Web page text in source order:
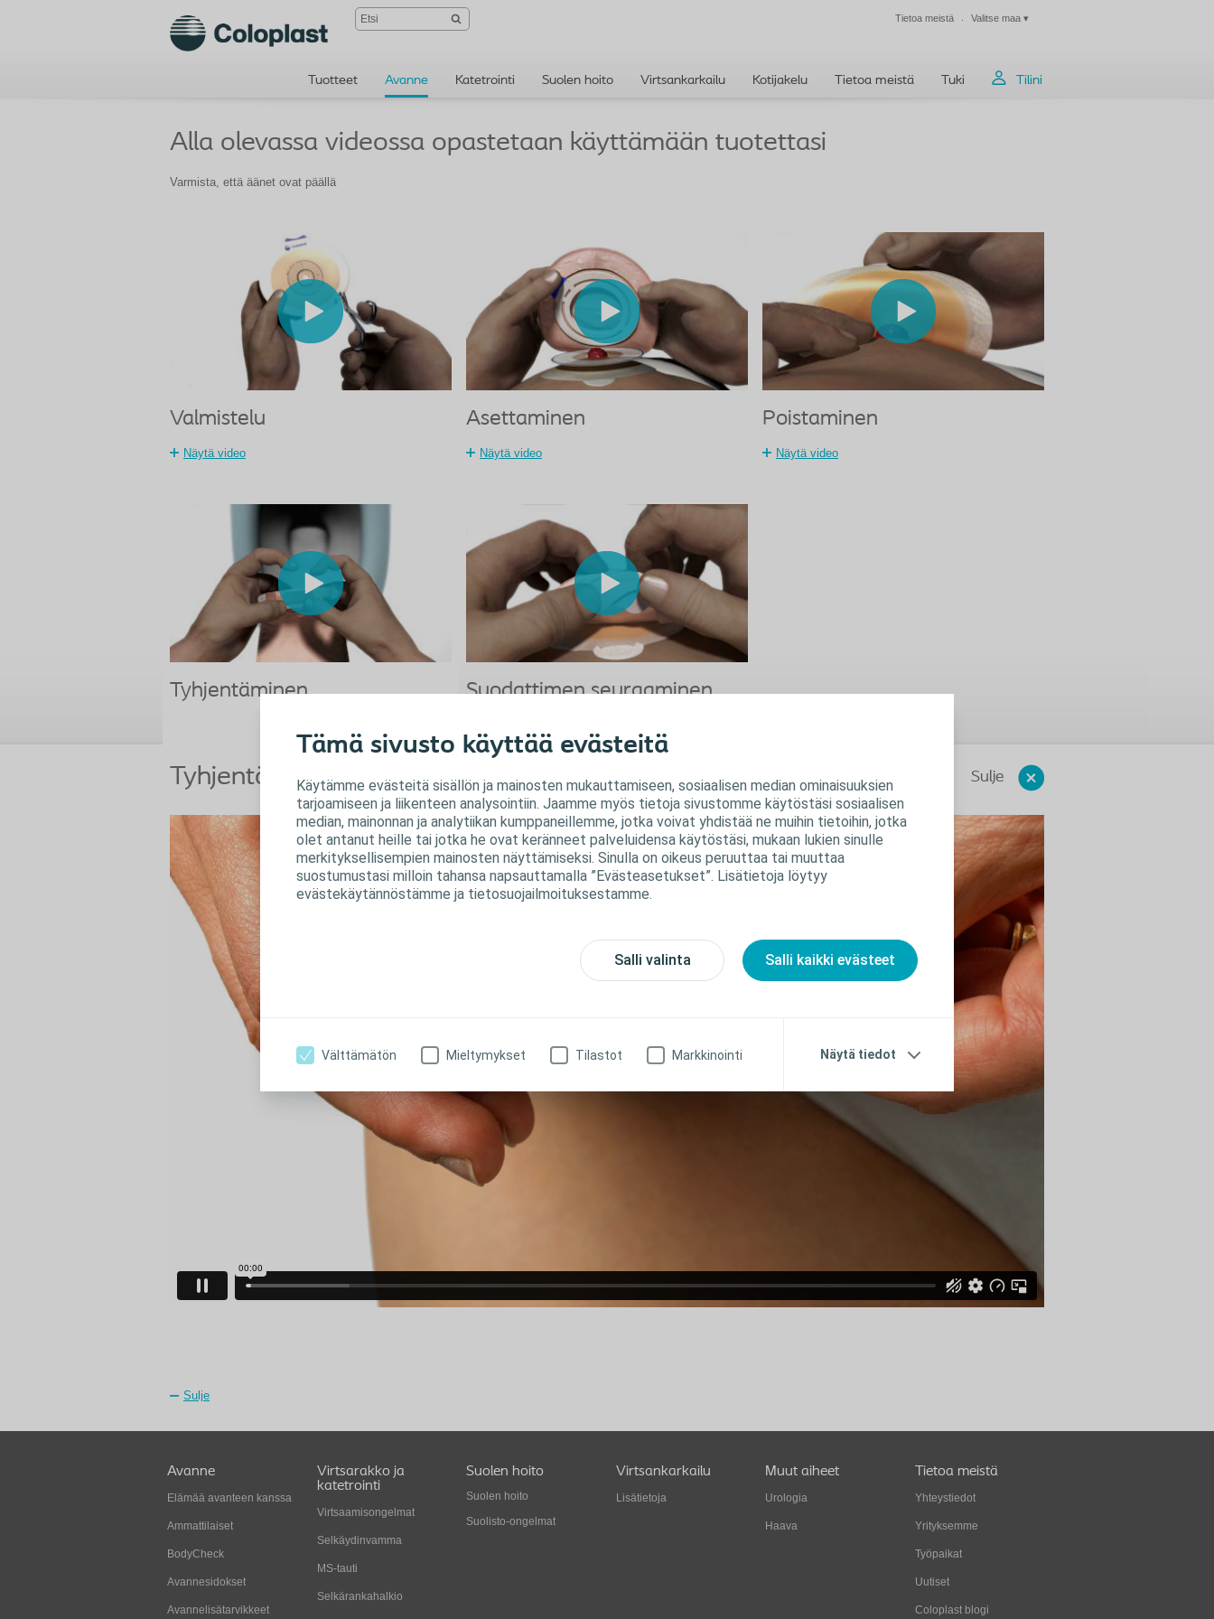
Tämä sivusto käyttää evästeitä
Käytämme evästeitä sisällön ja mainosten mukauttamiseen, sosiaalisen median ominaisuuksien
tarjoamiseen ja liikenteen analysointiin. Jaamme myös tietoja sivustomme käytöstäsi sosiaalisen
median, mainonnan ja analytiikan kumppaneillemme, jotka voivat yhdistää ne muihin tietoihin, jotka
olet antanut heille tai jotka he ovat keränneet palveluidensa käytöstäsi, mukaan lukien sinulle
merkityksellisempien mainosten näyttämiseksi. Sinulla on oikeus peruuttaa tai muuttaa
suostumustasi milloin tahansa napsauttamalla ”Evästeasetukset”. Lisätietoja löytyy
evästekäytännöstämme ja tietosuojailmoituksestamme.
Salli valinta Salli kaikki evästeet
Välttämätön Mieltymykset Tilastot Markkinointi Näytä tiedot
Tietoa meistä Valitse maa ▾
Tuotteet Avanne Katetrointi Suolen hoito Virtsankarkailu Kotijakelu Tietoa meistä Tuki Tilini
Alla olevassa videossa opastetaan käyttämään tuotettasi
Varmista, että äänet ovat päällä
Valmistelu
Näytä video
Asettaminen
Näytä video
Poistaminen
Näytä video
Tyhjentäminen Suodattimen seuraaminen
Sulje
Tyhjentäminen
Sulje
Avanne
Elämää avanteen kanssa
Ammattilaiset
BodyCheck
Avannesidokset
Avannelisätarvikkeet
Virtsarakko ja
katetrointi
Virtsaamisongelmat
Selkäydinvamma
MS-tauti
Selkärankahalkio
Suolen hoito
Suolen hoito
Suolisto-ongelmat
Virtsankarkailu
Lisätietoja
Muut aiheet
Urologia
Haava
Tietoa meistä
Yhteystiedot
Yrityksemme
Työpaikat
Uutiset
Coloplast blogi